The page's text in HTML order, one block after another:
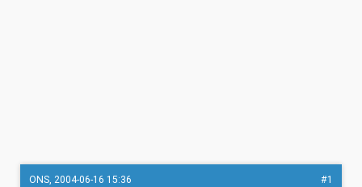
ONS, 2004-06-16 15:36 #1